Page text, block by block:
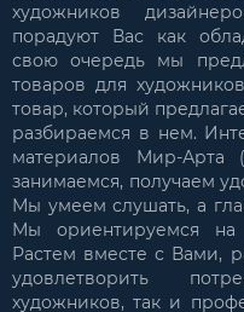
художников
порадуют Вас как
свою очередь мы
товаров для
товар, который
разбираемся в нем.
материалов Мир-
занимаемся, получаем
Мы умеем слушать, а
Мы ориентируемся
Растем вместе с Вами,
удовлетворить
художников, так и